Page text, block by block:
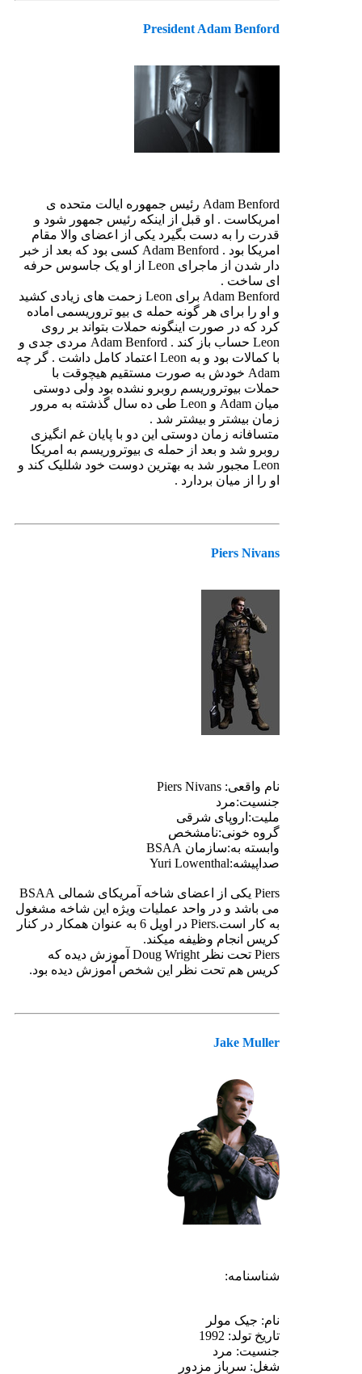
President Adam Benford
Adam Benford رئیس جمهوره ایالت متحده ی
امریکاست . او قبل از اینکه رئیس جمهور شود و
قدرت را به دست بگیرد یکی از اعضای والا مقام
امریکا بود . Adam Benford کسی بود که بعد از خبر
دار شدن از ماجرای Leon از او یک جاسوس حرفه
ای ساخت .
Adam Benford برای Leon زحمت های زیادی کشید
و او را برای هر گونه حمله ی بیو تروریسمی اماده
کرد که در صورت اینگونه حملات بتواند بر روی
Leon حساب باز کند . Adam Benford مردی جدی و
با کمالات بود و به Leon اعتماد کامل داشت . گر چه
Adam خودش به صورت مستقیم هیچوقت با
حملات بیوتروریسم روبرو نشده بود ولی دوستی
میان Adam و Leon طی ده سال گذشته به مرور
زمان بیشتر و بیشتر شد .
متسافانه زمان دوستی این دو با پایان غم انگیزی
روبرو شد و بعد از حمله ی بیوتروریسم به امریکا
Leon مجبور شد به بهترین دوست خود شللیک کند و
او را از میان بردارد .
Piers Nivans
نام واقعی: Piers Nivans
جنسیت:مرد
ملیت:اروپای شرقی
گروه خونی:نامشخص
وابسته به:سازمان BSAA
صداپیشه:Yuri Lowenthal
Piers یکی از اعضای شاخه آمریکای شمالی BSAA
می باشد و در واحد عملیات ویژه این شاخه مشغول
به کار است.Piers در اویل 6 به عنوان همکار در کنار
کریس انجام وظیفه میکند.
Piers تحت نظر Doug Wright آموزش دیده که
کریس هم تحت نظر این شخص آموزش دیده بود.
Jake Muller
شناسنامه:
نام: جیک مولر
تاریخ تولد: 1992
جنسیت: مرد
شغل: سرباز مزدور